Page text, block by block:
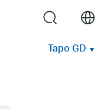
search
Tapo GD